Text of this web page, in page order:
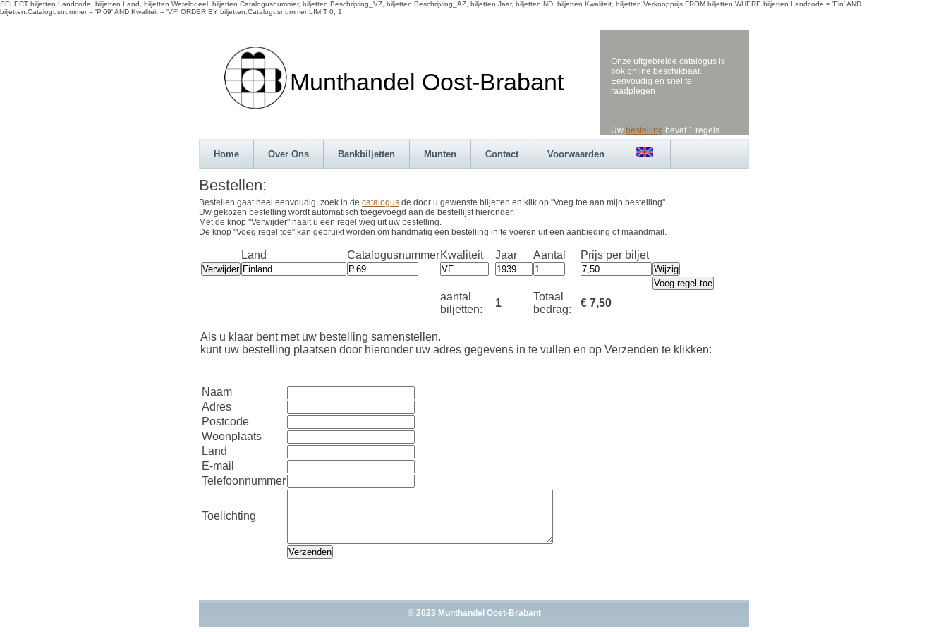
SELECT biljetten.Landcode, biljetten.Land, biljetten.Werelddeel, biljetten.Catalogusnummer, biljetten.Beschrijving_VZ, biljetten.Beschrijving_AZ, biljetten.Jaar, biljetten.ND, biljetten.Kwaliteit, biljetten.Verkoopprijs FROM biljetten WHERE biljetten.Landcode = 'Fin' AND
biljetten.Catalogusnummer = 'P.69' AND Kwaliteit = 'VF' ORDER BY biljetten.Catalogusnummer LIMIT 0, 1
Munthandel Oost-Brabant
Onze uitgebreide catalogus is
ook online beschikbaar.
Eenvoudig en snel te
raadplegen
Uw bestelling bevat 1 regels
Home Over Ons Bankbiljetten Munten Contact Voorwaarden
Bestellen:
Bestellen gaat heel eenvoudig, zoek in de catalogus de door u gewenste biljetten en klik op "Voeg toe aan mijn bestelling".
Uw gekozen bestelling wordt automatisch toegevoegd aan de bestellijst hieronder.
Met de knop "Verwijder" haalt u een regel weg uit uw bestelling.
De knop "Voeg regel toe" kan gebruikt worden om handmatig een bestelling in te voeren uit een aanbieding of maandmail.
Land CatalogusnummerKwaliteit Jaar Aantal Prijs per biljet
aantal
biljetten:
1
Totaal
bedrag:
€ 7,50
Als u klaar bent met uw bestelling samenstellen.
kunt uw bestelling plaatsen door hieronder uw adres gegevens in te vullen en op Verzenden te klikken:
Naam
Adres
Postcode
Woonplaats
Land
E-mail
Telefoonnummer
Toelichting
© 2023 Munthandel Oost-Brabant